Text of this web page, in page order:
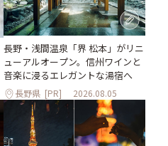
長野・浅間温泉「界 松本」がリニ
ューアルオープン。信州ワインと
音楽に浸るエレガントな湯宿へ
長野県 [PR] 2026.08.05